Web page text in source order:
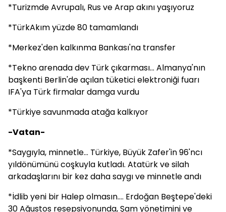
*Turizmde Avrupalı, Rus ve Arap akını yaşıyoruz
*TürkAkım yüzde 80 tamamlandı
*Merkez'den kalkınma Bankası'na transfer
*Tekno arenada dev Türk çıkarması... Almanya'nın
başkenti Berlin'de açılan tüketici elektroniği fuarı
IFA'ya Türk firmalar damga vurdu
*Türkiye savunmada atağa kalkıyor
-Vatan-
*Saygıyla, minnetle... Türkiye, Büyük Zafer'in 96'ncı
yıldönümünü coşkuyla kutladı. Atatürk ve silah
arkadaşlarını bir kez daha saygı ve minnetle andı
*İdlib yeni bir Halep olmasın.... Erdoğan Beştepe'deki
30 Ağustos resepsiyonunda, Şam yönetimini ve